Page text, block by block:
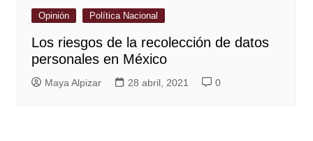
Opinión Política Nacional
Los riesgos de la recolección de datos
personales en México
Maya Alpizar 28 abril, 2021 0